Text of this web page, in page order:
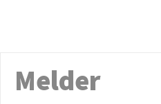
Melder